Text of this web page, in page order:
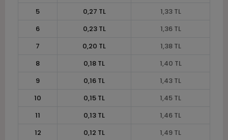
5
0,27 TL
1,33 TL
6
0,23 TL
1,36 TL
7
0,20 TL
1,38 TL
8
0,18 TL
1,40 TL
9
0,16 TL
1,43 TL
10
0,15 TL
1,45 TL
11
0,13 TL
1,46 TL
12
0,12 TL 1,49 TL